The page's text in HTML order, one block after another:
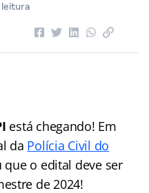
leitura
está chegando! Em
da Polícia Civil do
que o edital deve ser
de 2024!